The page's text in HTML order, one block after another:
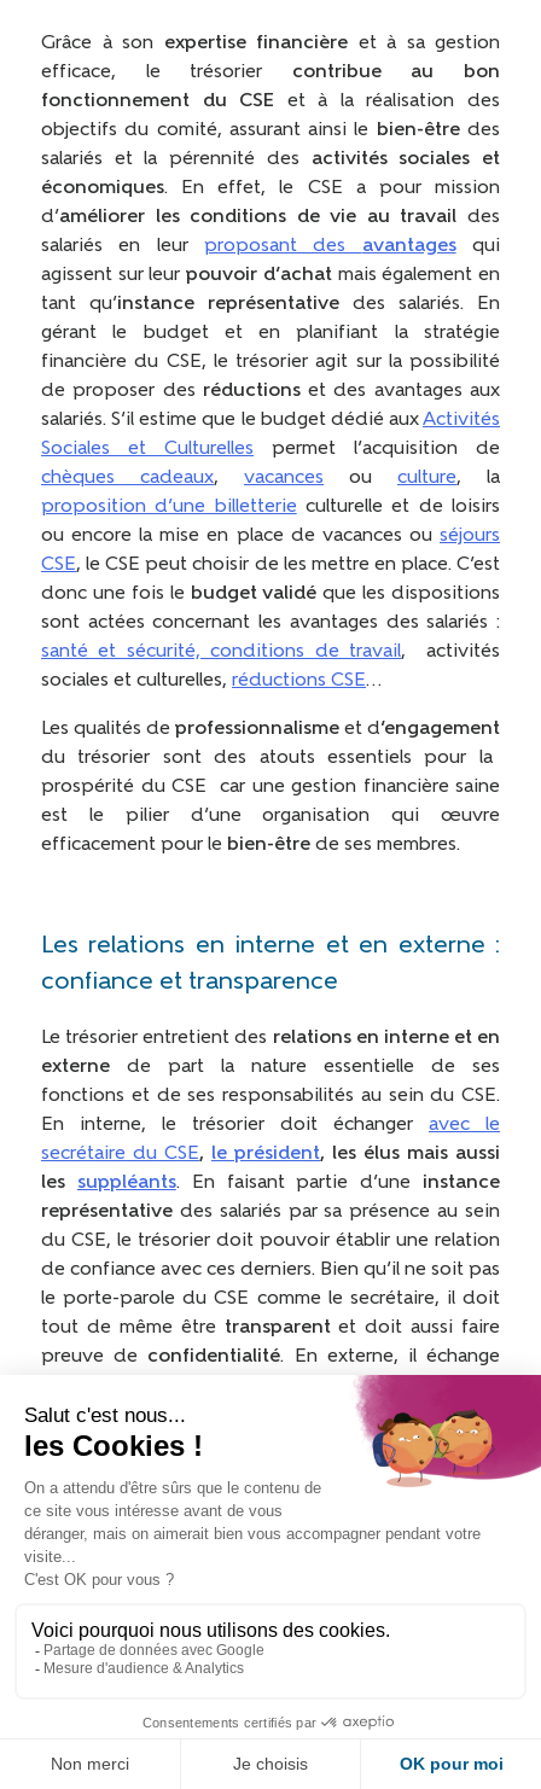
Grâce à son expertise financière et à sa gestion
efficace, le trésorier contribue au bon
fonctionnement du CSE et à la réalisation des
objectifs du comité, assurant ainsi le
bien-êtredes
salariés et la pérennité des activités sociales et
économiques. En effet, le CSE a pour mission
d’améliorer les conditions de vie au travail des
salariés en leur proposant des avantagesqui
agissent sur leur pouvoir d’achatmais également en
tant qu’instance représentative des salariés. En
gérant le budget et en planifiant la stratégie
financière du CSE, le trésorier agit sur la possibilité
de proposer des réductionset des avantages aux
salariés. S’il estime que le budget dédié auxActivités
Sociales et Culturelles permet l’acquisition de
chèques cadeaux, vacances ou culture, la
proposition d’une billetterie culturelle et de loisirs
ou encore la mise en place de vacances ou séjours
CSE, le CSE peut choisir de les mettre en place. C’est
donc une fois le budget validé que les dispositions
sont actées concernant les avantages des salariés :
santé et sécurité, conditions de travail, activités
sociales et culturelles, réductions CSE…
Les qualités de professionnalisme et d’engagement
du trésorier sont des atouts essentiels pour la
prospérité du CSE car une gestion financière saine
est le pilier d’une organisation qui œuvre
efficacement pour le bien-être de ses membres.
Les relations en interne et en externe :
confiance et transparence
Le trésorier entretient des relations en interne et en
externe de part la nature essentielle de ses
fonctions et de ses responsabilités au sein du CSE.
En interne, le trésorier doit échanger avec le
secrétaire du CSE, le président, les élus mais aussi
les suppléants. En faisant partie d’une instance
représentative des salariés par sa présence au sein
du CSE, le trésorier doit pouvoir établir une relation
de confiance avec ces derniers. Bien qu’il ne soit pas
le porte-parole du CSE comme le secrétaire, il doit
tout de même être transparentet doit aussi faire
preuve de confidentialité. En externe, il échange
pour les activités, réductions
ouavantages proposés aux salariés
comme les
fournisseursen billetterie notamment pour le suivi
des commandes et le règlement de celles-ci.
De bonnes relations et une
entre le trésorier et les salariés, prestataires et
membres élus
l’amélioration du bien être des salariés.
En conclusion, en gérant la trésorerie de
(gestion des comptes bancaires, des budgets de